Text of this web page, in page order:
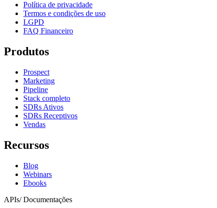
Política de privacidade
Termos e condições de uso
LGPD
FAQ Financeiro
Produtos
Prospect
Marketing
Pipeline
Stack completo
SDRs Ativos
SDRs Receptivos
Vendas
Recursos
Blog
Webinars
Ebooks
APIs/ Documentações